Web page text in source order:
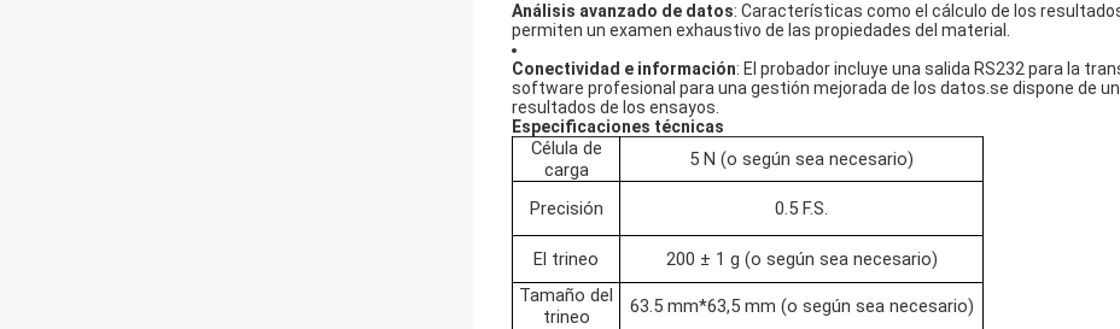
Análisis avanzado de datos: Características como el cálculo de los
permiten un examen exhaustivo de las propiedades del material.
Conectividad e información: El probador incluye una salida RS232 para la
software profesional para una gestión mejorada de los datos.se dispone de
resultados de los ensayos.
Especificaciones técnicas
Célula de
carga
5 N (o según sea necesario)
Precisión 0.5 F.S.
El trineo
200 ± 1 g (o según sea necesario)
Tamaño del
trineo
63.5 mm*63,5 mm (o según sea necesario)